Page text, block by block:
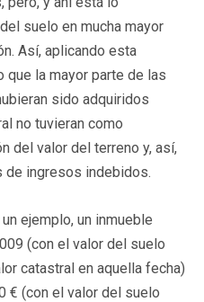
suelo en mucha mayor
Así, aplicando esta
que la mayor parte de las
sido adquiridos
no tuvieran como
del valor del terreno y, así,
ingresos indebidos.
ejemplo, un inmueble
(con el valor del suelo
catastral en aquella fecha)
€ (con el valor del suelo